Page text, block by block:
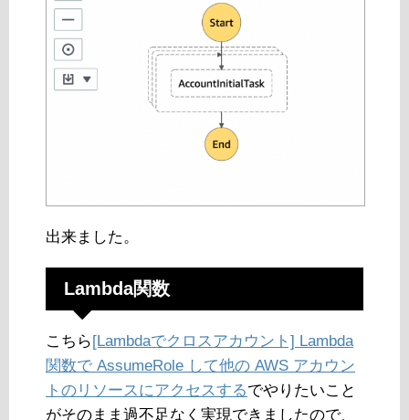
出来ました。
Lambda関数
こちら[Lambdaでクロスアカウント] Lambda
関数で AssumeRole して他の AWS アカウン
トのリソースにアクセスするでやりたいこと
がそのまま過不足なく実現できましたので、